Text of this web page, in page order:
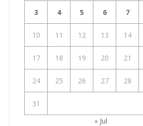
3 4 5 6 7
10 11 12 13 14
17 18 19 20 21
24 25 26 27 28
31
« Jul